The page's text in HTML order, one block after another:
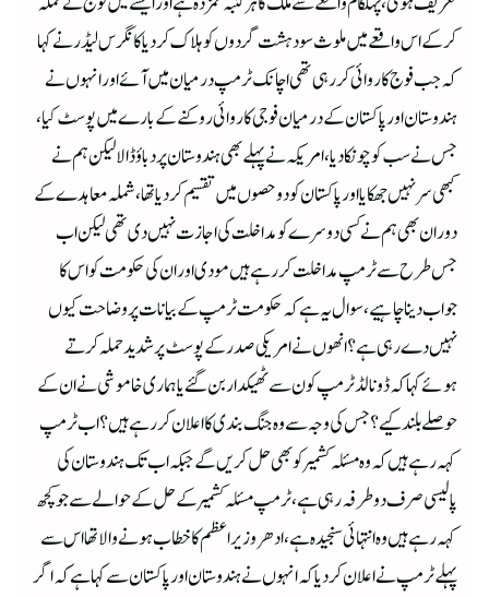
کر کے اس واقعے میں ملوث سو دہشت گردوں کو ہلاک کر دیا کانگرس لیڈر نے کہا
کہ جب فوج کاروائی کر رہی تھی اچانک ٹرمپ درمیان میں آئے اور انہوں نے
ہندوستان اور پاکستان کے درمیان فوجی کاروائی روکنے کے بارے میں پوسٹ کیا،
جس نے سب کو چونکا دیا،امریکہ نے پہلے بھی ہندوستان پر دباؤ ڈالا لیکن ہم نے
کبھی سر نہیں جھکایا اور پاکستان کو دو حصوں میں تقسیم کر دیا تھا، شملہ معاہدے کے
دوران بھی ہم نے کسی دوسرے کو مداخلت کی اجازت نہیں دی تھی لیکن اب
جس طرح سے ٹرمپ مداخلت کر رہے ہیں مودی اور ان کی حکومت کو اس کا
جواب دینا چاہیے،سوال یہ ہے کہ حکومت ٹرمپ کے بیانات پر وضاحت کیوں
نہیں دے رہی ہے؟ انھوں نے امریکی صدر کے پوسٹ پر شدید حملہ کرتے
ہوئے کہا کہ ڈونالڈ ٹرمپ کون سے ٹھیکدار بن گئے یا ہماری خاموشی نے ان کے
حوصلے بلند کیے؟ جس کی وجہ سے وہ جنگ بندی کا اعلان کر رہے ہیں؟ اب ٹرمپ
کہہ رہے ہیں کہ وہ مسئلہ کشمیر کو بھی حل کریں گے جبکہ اب تک ہندوستان کی
پالیسی صرف دو طرفہ رہی ہے، ٹرمپ مسئلہ کشمیر کے حل کے حوالے سے جو کچھ
کہہ رہے ہیں وہ انتہائی سنجیدہ ہے،ادھر وزیراعظم کا خطاب ہونے والا تھا اس سے
پہلے ٹرمپ نے اعلان کر دیا کہ انہوں نے ہندوستان اور پاکستان سے کہا ہے کہ اگر